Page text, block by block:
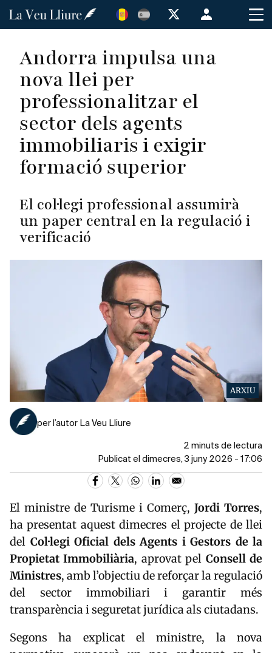
Vés
Menú
de
de
Andorra impulsa una
nova llei per
professionalitzar el
sector dels agents
immobiliaris i exigir
formació superior
El col·legi professional assumirà
un paper central en la regulació i
verificació
ARXIU
per l’autor La Veu Lliure
2 minuts de lectura
Publicat el dimecres, 3 juny 2026 - 17:06
El ministre de Turisme i Comerç, Jordi Torres,
ha presentat aquest dimecres el projecte de llei
del Col·legi Oficial dels Agents i Gestors de la
Propietat Immobiliària, aprovat pel Consell de
Ministres, amb l’objectiu de reforçar la regulació
del sector immobiliari i garantir més
transparència i seguretat jurídica als ciutadans.
Segons ha explicat el ministre, la nova